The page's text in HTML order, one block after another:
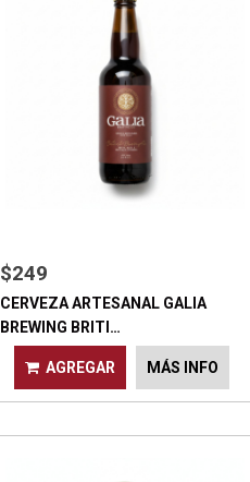
$249
CERVEZA ARTESANAL GALIA
BREWING BRITI…
AGREGAR MÁS INFO